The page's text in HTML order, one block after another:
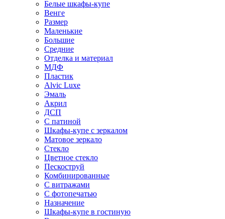
Белые шкафы-купе
Венге
Размер
Маленькие
Большие
Средние
Отделка и материал
МДФ
Пластик
Alvic Luxe
Эмаль
Акрил
ДСП
С патиной
Шкафы-купе с зеркалом
Матовое зеркало
Стекло
Цветное стекло
Пескоструй
Комбинированные
С витражами
С фотопечатью
Назначение
Шкафы-купе в гостиную